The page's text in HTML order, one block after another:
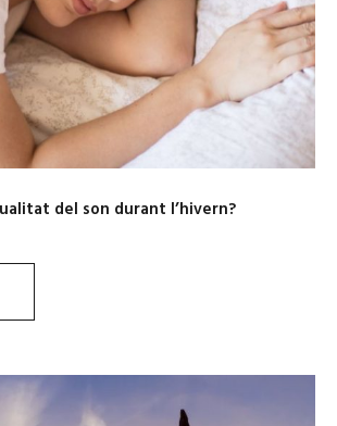
del son durant l’hivern?